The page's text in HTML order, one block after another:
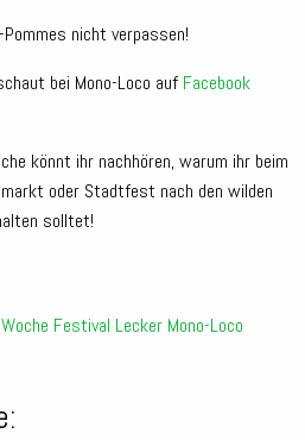
nicht verpassen!
bei Mono-Loco auf Facebook
könnt ihr nachhören, warum ihr beim
oder Stadtfest nach den wilden
solltet!
Festival Lecker Mono-Loco